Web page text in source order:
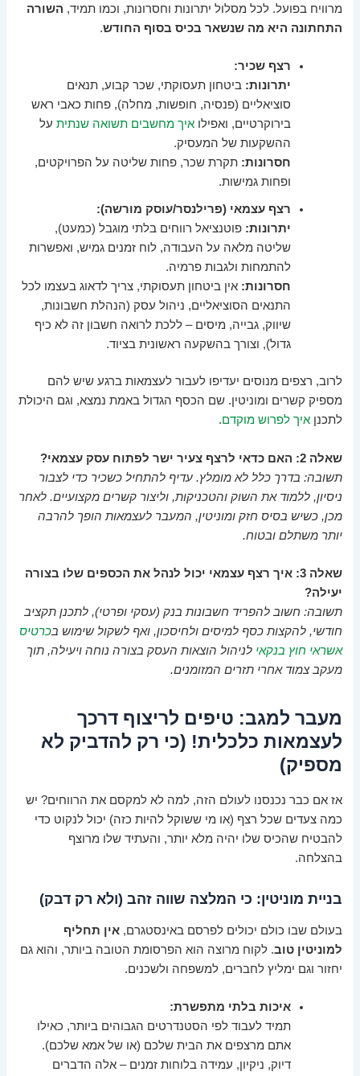
מרוויח בפועל. לכל מסלול יתרונות וחסרונות, וכמו תמיד, השורה
התחתונה היא מה שנשאר בכיס בסוף החודש.
רצף שכיר:
יתרונות: ביטחון תעסוקתי, שכר קבוע, תנאים
סוציאליים (פנסיה, חופשות, מחלה), פחות כאבי ראש
בירוקרטיים, ואפילואיך מחשבים תשואה שנתית על
ההשקעות של המעסיק.
חסרונות: תקרת שכר, פחות שליטה על הפרויקטים,
ופחות גמישות.
רצף עצמאי (פרילנסר/עוסק מורשה):
יתרונות: פוטנציאל רווחים בלתי מוגבל (כמעט),
שליטה מלאה על העבודה, לוח זמנים גמיש, ואפשרות
להתמחות ולגבות פרמיה.
חסרונות: אין ביטחון תעסוקתי, צריך לדאוג בעצמו לכל
התנאים הסוציאליים, ניהול עסק (הנהלת חשבונות,
שיווק, גבייה, מיסים – ללכת לרואה חשבון זה לא כיף
גדול), וצורך בהשקעה ראשונית בציוד.
לרוב, רצפים מנוסים יעדיפו לעבור לעצמאות ברגע שיש להם
מספיק קשרים ומוניטין. שם הכסף הגדול באמת נמצא, וגם היכולת
לתכנןאיך לפרוש מוקדם.
שאלה 2: האם כדאי לרצף צעיר ישר לפתוח עסק עצמאי?
תשובה: בדרך כלל לא מומלץ. עדיף להתחיל כשכיר כדי לצבור
ניסיון, ללמוד את השוק והטכניקות, וליצור קשרים מקצועיים. לאחר
מכן, כשיש בסיס חזק ומוניטין, המעבר לעצמאות הופך להרבה
יותר משתלם ובטוח.
שאלה 3: איך רצף עצמאי יכול לנהל את הכספים שלו בצורה
יעילה?
תשובה: חשוב להפריד חשבונות בנק (עסקי ופרטי), לתכנן תקציב
חודשי, להקצות כסף למיסים ולחיסכון, ואף לשקול שימוש בכרטיס
אשראי חוץ בנקאי לניהול הוצאות העסק בצורה נוחה ויעילה, תוך
מעקב צמוד אחרי תזרים המזומנים.
מעבר למגב: טיפים לריצוף דרכך
לעצמאות כלכלית! (כי רק להדביק לא
מספיק)
אז אם כבר נכנסנו לעולם הזה, למה לא למקסם את הרווחים? יש
כמה צעדים שכל רצף (או מי ששוקל להיות כזה) יכול לנקוט כדי
להבטיח שהכיס שלו יהיה מלא יותר, והעתיד שלו מרוצף
בהצלחה.
בניית מוניטין: כי המלצה שווה זהב (ולא רק דבק)
בעולם שבו כולם יכולים לפרסם באינסטגרם,אין תחליף
למוניטין טוב. לקוח מרוצה הוא הפרסומת הטובה ביותר, והוא גם
יחזור וגם ימליץ לחברים, למשפחה ולשכנים.
איכות בלתי מתפשרת:
תמיד לעבוד לפי הסטנדרטים הגבוהים ביותר, כאילו
אתם מרצפים את הבית שלכם (או של אמא שלכם).
דיוק, ניקיון, עמידה בלוחות זמנים – אלה הדברים